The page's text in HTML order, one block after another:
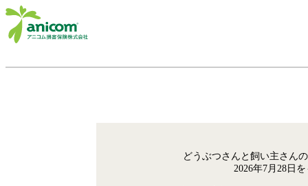
どうぶつさんと飼い主さん
2026年7月28日